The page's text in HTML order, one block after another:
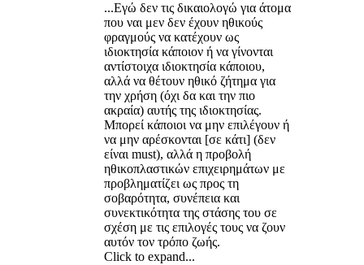
...Εγώ δεν τις δικαιολογώ για άτομα
που ναι μεν δεν έχουν ηθικούς
φραγμούς να κατέχουν ως
ιδιοκτησία κάποιον ή να γίνονται
αντίστοιχα ιδιoκτησία κάποιου,
αλλά να θέτουν ηθικό ζήτημα για
την χρήση (όχι δα και την πιο
ακραία) αυτής της ιδιοκτησίας.
Μπορεί κάποιοι να μην επιλέγουν ή
να μην αρέσκονται [σε κάτι] (δεν
είναι must), αλλά η προβολή
ηθικοπλαστικών επιχειρημάτων με
προβληματίζει ως προς τη
σοβαρότητα, συνέπεια και
συνεκτικότητα της στάσης του σε
σχέση με τις επιλογές τους να ζουν
αυτόν τον τρόπο ζωής.
Click to expand...